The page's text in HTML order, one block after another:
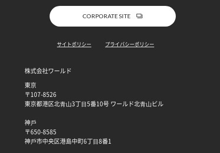
CORPORATE SITE
サイトポリシー プライバシーポリシー
株式会社ワールド
東京
〒107-8526
東京都港区北⻘⼭3丁⽬5番10号 ワールド北⻘⼭ビル
神⼾
〒650-8585
神⼾市中央区港島中町6丁⽬8番1